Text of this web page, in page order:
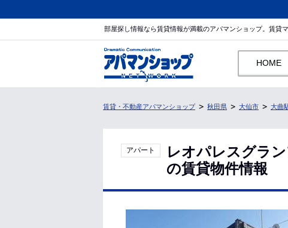
部屋探し情報なら賃貸情報が満載のアパマンショップ。賃貸
HOME
賃貸・不動産アパマンショップ 秋田県 大仙市 大曲
アパート
レオパレスグラ
の賃貸物件情報